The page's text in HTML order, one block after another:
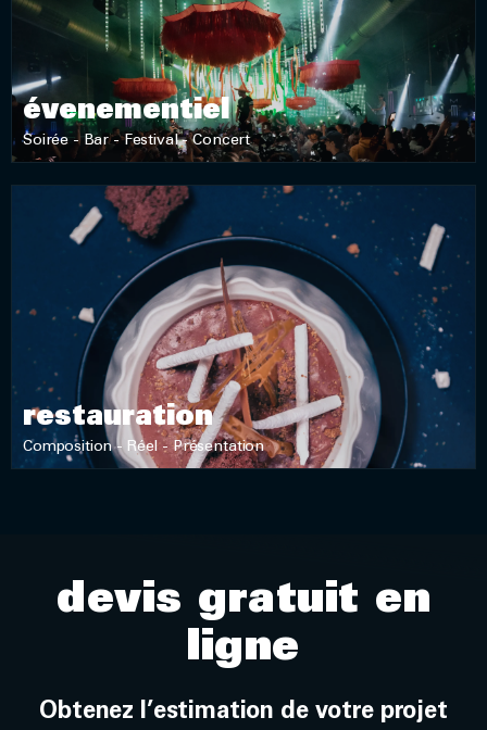
évenementiel
Soirée - Bar - Festival - Concert
DÉCOUVRIR
restauration
Composition - Réel - Présentation
DÉCOUVRIR
devis gratuit en
ligne
Obtenez l’estimation de votre projet